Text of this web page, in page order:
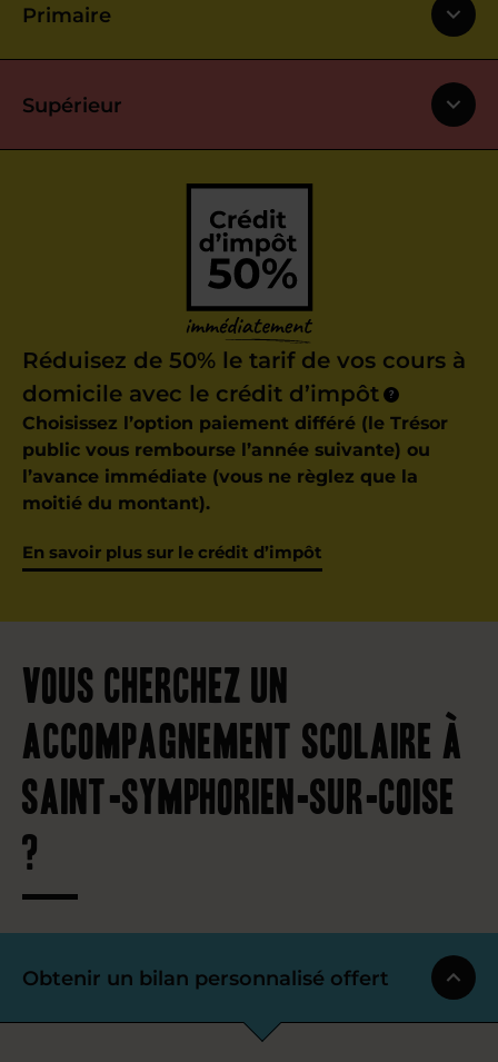
Primaire
Supérieur
Réduisez de 50% le tarif de vos cours à
domicile avec le crédit d’impôt
?
Choisissez l’option paiement différé (le Trésor
public vous rembourse l’année suivante) ou
l’avance immédiate (vous ne règlez que la
moitié du montant).
En savoir plus sur le crédit d’impôt
Vous cherchez un
accompagnement scolaire à
Saint-Symphorien-sur-Coise
?
Obtenir un bilan personnalisé offert